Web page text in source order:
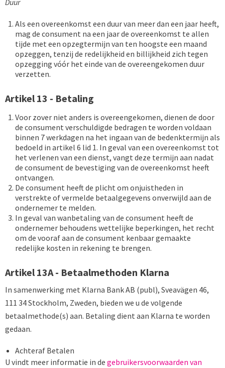
Duur
Als een overeenkomst een duur van meer dan een jaar heeft,
mag de consument na een jaar de overeenkomst te allen
tijde met een opzegtermijn van ten hoogste een maand
opzeggen, tenzij de redelijkheid en billijkheid zich tegen
opzegging vóór het einde van de overeengekomen duur
verzetten.
Artikel 13 - Betaling
Voor zover niet anders is overeengekomen, dienen de door
de consument verschuldigde bedragen te worden voldaan
binnen 7 werkdagen na het ingaan van de bedenktermijn als
bedoeld in artikel 6 lid 1. In geval van een overeenkomst tot
het verlenen van een dienst, vangt deze termijn aan nadat
de consument de bevestiging van de overeenkomst heeft
ontvangen.
De consument heeft de plicht om onjuistheden in
verstrekte of vermelde betaalgegevens onverwijld aan de
ondernemer te melden.
In geval van wanbetaling van de consument heeft de
ondernemer behoudens wettelijke beperkingen, het recht
om de vooraf aan de consument kenbaar gemaakte
redelijke kosten in rekening te brengen.
Artikel 13A - Betaalmethoden Klarna
In samenwerking met Klarna Bank AB (publ), Sveavägen 46,
111 34 Stockholm, Zweden, bieden we u de volgende
betaalmethode(s) aan. Betaling dient aan Klarna te worden
gedaan.
Achteraf Betalen
U vindt meer informatie in de gebruikersvoorwaarden van